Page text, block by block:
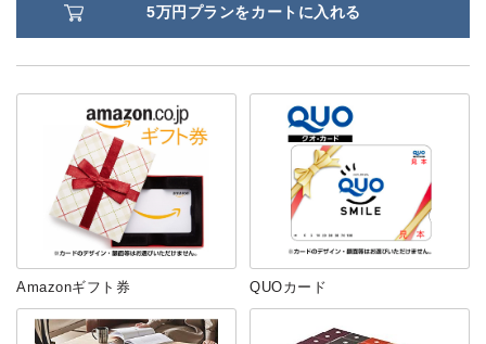
5万円プランをカートに入れる
Amazonギフト券 QUOカード